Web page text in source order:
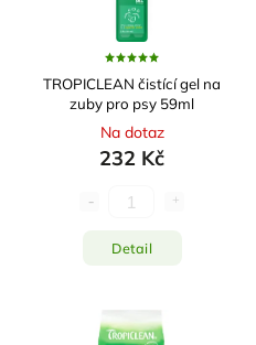
TROPICLEAN čistící gel na
zuby pro psy 59ml
Na dotaz
232 Kč
Detail